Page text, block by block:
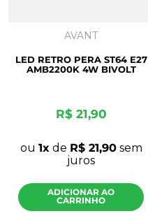
AVANT
LED RETRO PERA ST64 E27
AMB2200K 4W BIVOLT
R$ 21,90
ou 1 de R$ 21,90sem
juros
ADICIONAR AO
CARRINHO